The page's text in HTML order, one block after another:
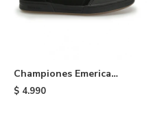
Championes Emerica
Heretic - Black
$ 4.990